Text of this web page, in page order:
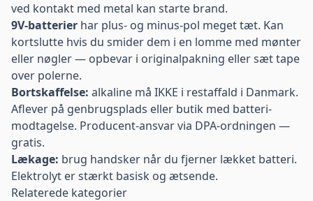
ved kontakt med metal kan starte brand.
9V-batterier har plus- og minus-pol meget tæt. Kan
kortslutte hvis du smider dem i en lomme med mønter
eller nøgler — opbevar i originalpakning eller sæt tape
over polerne.
Bortskaffelse: alkaline må IKKE i restaffald i Danmark.
Aflever på genbrugsplads eller butik med batteri-
modtagelse. Producent-ansvar via DPA-ordningen —
gratis.
Lækage: brug handsker når du fjerner lækket batteri.
Elektrolyt er stærkt basisk og ætsende.
Relaterede kategorier